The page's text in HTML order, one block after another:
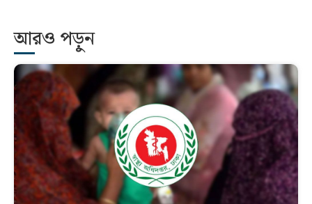
আরও পড়ুন